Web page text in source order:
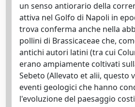
un senso antiorario della
attiva nel Golfo di Napoli in
trova conferma anche nella
pollini di Brassicaceae che,
antichi autori latini (tra cui
erano ampiamente coltivati
Sebeto (Allevato et alii, questo
eventi geologici che hanno
l'evoluzione del paesaggio